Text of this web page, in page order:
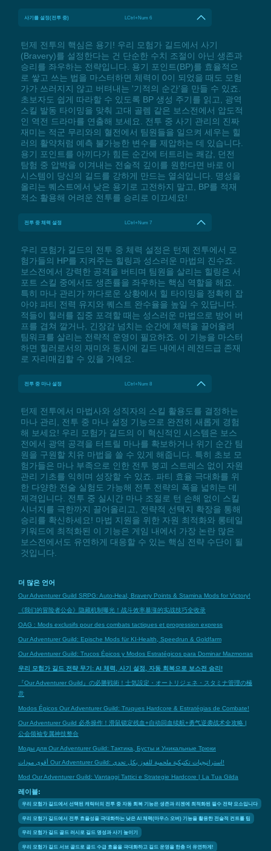
사기를 설정(전투 중) LCtrl+Num 6
턴제 전투의 핵심은 용기! 우리 모험가 길드에서 사기
(Bravery)를 설정한다는 건 단순한 수치 조절이 아닌 생존과
승리를 좌우하는 전략입니다. 용기 포인트(BP)를 효율적으
로 쌓고 쓰는 법을 마스터하면 체력이 0이 되었을 때도 모험
가가 쓰러지지 않고 버텨내는 '기적의 순간'을 만들 수 있죠.
초보자도 쉽게 따라할 수 있도록 BP 생성 주기를 읽고, 광역
스킬 발동 타이밍을 맞춰 고대 골렘 같은 보스전에서 압도적
인 역전 드라마를 연출해 보세요. 전투 중 사기 관리의 진짜
재미는 적군 무리와의 혈전에서 팀원들을 일으켜 세우는 힐
러의 활약처럼 예측 불가능한 변수를 제압하는 데 있습니다.
용기 포인트를 아끼다가 힘든 순간에 터트리는 쾌감, 던전
탐험 중 압박을 이겨내는 전술적 깊이를 원한다면 바로 이
시스템이 당신의 길드를 강하게 만드는 열쇠입니다. 명성을
올리는 퀘스트에서 낮은 용기로 고전하지 말고, BP를 적재
적소 활용해 어려운 전투를 승리로 이끄세요!
전투 중 체력 설정 LCtrl+Num 7
우리 모험가 길드의 전투 중 체력 설정은 턴제 전투에서 모
험가들의 HP를 지켜주는 힐링과 성스러운 마법의 진수죠.
보스전에서 강력한 공격을 버티며 팀원을 살리는 힐링은 서
포트 스킬 중에서도 생존률을 좌우하는 핵심 역할을 해요.
특히 마나 관리가 까다로운 상황에서 힐 타이밍을 정확히 잡
아야 파티 전력 유지와 퀘스트 완수율을 높일 수 있답니다.
적들이 힐러를 집중 포격할 때는 성스러운 마법으로 방어 버
프를 겹쳐 깔거나, 긴장감 넘치는 순간에 체력을 끌어올려
팀워크를 살리는 전략적 운영이 필요하죠. 이 기능을 마스터
하면 힐러로서의 재미와 동시에 길드 내에서 레전드급 존재
로 자리매김할 수 있을 거예요.
전투 중 마나 설정 LCtrl+Num 8
턴제 전투에서 마법사와 성직자의 스킬 활용도를 결정하는
마나 관리, 전투 중 마나 설정 기능으로 완전히 새롭게 경험
해 보세요! 우리 모험가 길드의 이 혁신적인 시스템은 보스
전에서 광역 공격을 터트릴 마나를 확보하거나 위기 순간 팀
원을 구원할 치유 마법을 쓸 수 있게 해줍니다. 특히 초보 모
험가들은 마나 부족으로 인한 전투 붕괴 스트레스 없이 자원
관리 기초를 익히며 성장할 수 있죠. 파티 효율 극대화를 위
한 다양한 전술 실험도 가능해 전투 전략의 폭을 넓히는 데
제격입니다. 전투 중 실시간 마나 조절로 턴 손해 없이 스킬
시너지를 극한까지 끌어올리고, 전략적 선택지 확장을 통해
승리를 확신하세요! 마법 지원을 위한 자원 최적화와 롱테일
키워드에 최적화된 이 기능은 게임 내에서 가장 논란 많은
보스전에서도 유연하게 대응할 수 있는 핵심 전략 수단이 될
것입니다.
더 많은 언어
Our Adventurer Guild SRPG: Auto-Heal, Bravery Points & Stamina Mods for Victory!
《我们的冒险者公会》隐藏机制曝光！战斗效率暴涨的实战技巧全收录
OAG : Mods exclusifs pour des combats tactiques et progression express
Our Adventurer Guild: Epische Mods für KI-Health, Speedrun & Goldfarm
Our Adventurer Guild: Trucos Épicos y Modos Estratégicos para Dominar Mazmorras
우리 모험가 길드 전략 무기: AI 체력, 사기 설정, 자동 회복으로 보스전 승리!
『Our Adventurer Guild』の必勝戦術！士気設定・オートリジェネ・スタミナ管理の極
意
Modos Épicos Our Adventurer Guild: Truques Hardcore & Estratégias de Combate!
Our Adventurer Guild 必杀操作！滑鼠锁定残血+自动回血续航+勇气逆袭战术全攻略 |
公会领袖专属神技整合
Моды для Our Adventurer Guild: Тактика, Бусты и Уникальные Трюки
أقوى مودات Our Adventurer Guild: استراتيجيات تكتيكية ملحمية للفوز بكل تحدي!
Mod Our Adventurer Guild: Vantaggi Tattici e Strategie Hardcore | La Tua Gilda
레이블:
우리 모험가 길드에서 선택된 캐릭터의 전투 중 자동 회복 기능은 생존과 리젠에 최적화된 필수 전략 요소입니다
우리 모험가 길드에서 전투 효율성을 극대화하는 낮은 AI 체력(마우스 오버) 기능을 활용한 전술적 컨트롤 팁
우리 모험가 길드 골드 러시로 길드 명성과 사기 높이기
우리 모험가 길드 서브 골드로 골드 수급 효율을 극대화하고 길드 운영을 한층 더 유연하게!